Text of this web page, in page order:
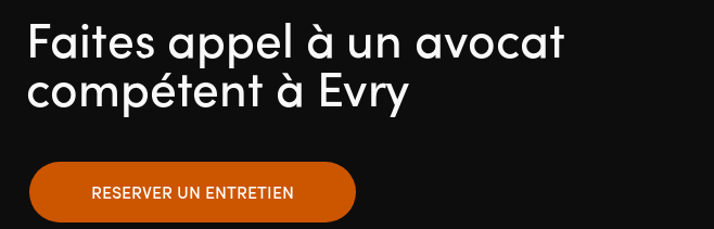
Faites appel à un avocat
compétent à Evry
RESERVER UN ENTRETIEN